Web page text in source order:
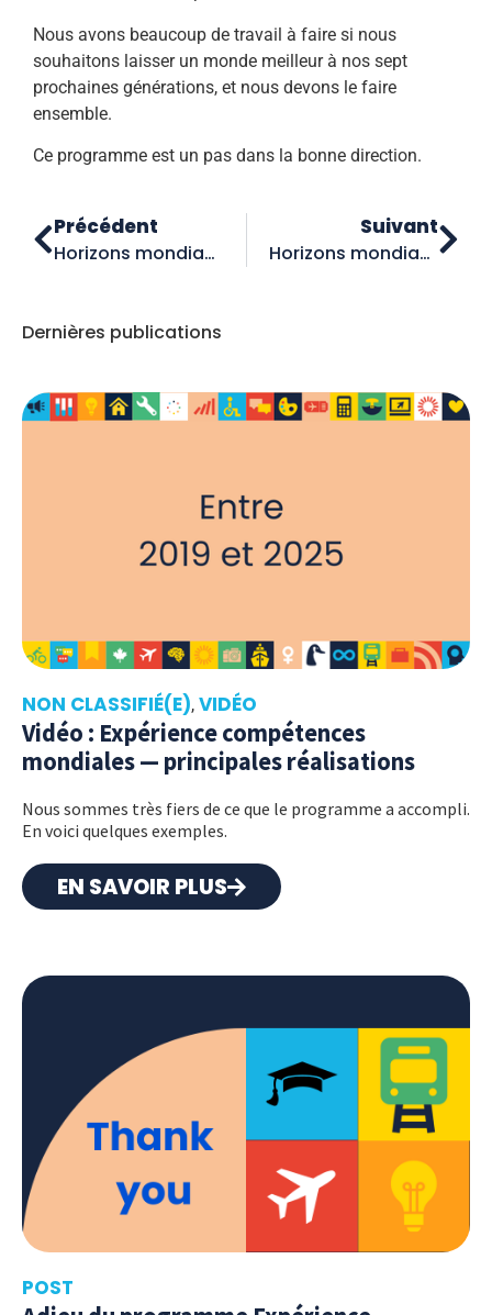
Nous avons beaucoup de travail à faire si nous
souhaitons laisser un monde meilleur à nos sept
prochaines générations, et nous devons le faire
ensemble.
Ce programme est un pas dans la bonne direction.
Précédent
Horizons mondiaux : Le monde s’ouvre à nouveau
Suivant
Horizons mondiaux : Rentrée des classes
Dernières publications
NON CLASSIFIÉ(E), VIDÉO
Vidéo : Expérience compétences
mondiales — principales réalisations
Nous sommes très fiers de ce que le programme a accompli.
En voici quelques exemples.
EN SAVOIR PLUS
POST